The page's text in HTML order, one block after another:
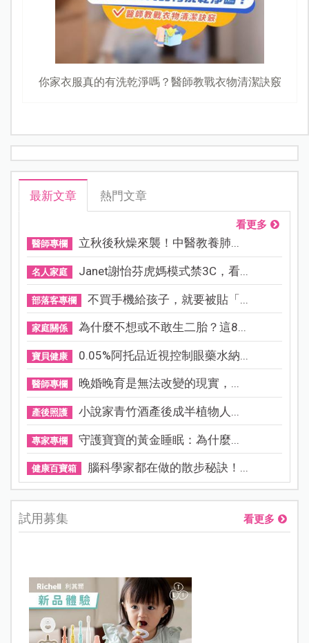
你家衣服真的有洗乾淨嗎？醫師教戰衣物清潔訣竅
最新文章 熱門文章
看更多
醫師專欄 立秋後秋燥來襲！中醫教養肺...
名人家庭 Janet謝怡芬虎媽模式禁3C，看...
部落客專欄 不買手機給孩子，就要被貼「...
家庭關係 為什麼不想或不敢生二胎？這8...
寶貝健康 0.05%阿托品近視控制眼藥水納...
醫師專欄 晚婚晚育是無法改變的現實，...
產後照護 小說家青竹酒產後成半植物人...
專家專欄 守護寶寶的黃金睡眠：為什麼...
健康百寶箱 腦科學家都在做的散步秘訣！...
試用募集 看更多